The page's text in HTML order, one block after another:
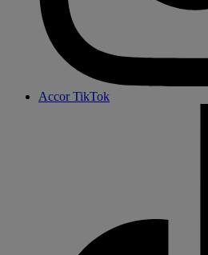
Accor TikTok